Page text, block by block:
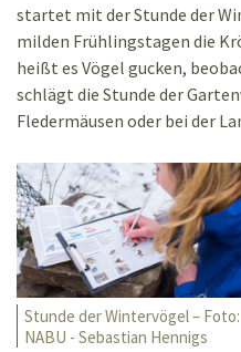
startet mit der Stunde der
milden Frühlingstagen die
heißt es Vögel gucken,
schlägt die Stunde der
Fledermäusen oder bei der
Stunde der Wintervögel – Foto:
NABU - Sebastian Hennigs